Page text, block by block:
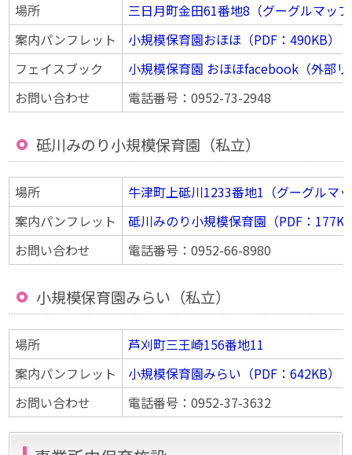
場所
三日月町金田61番地8（グーグルマッ
案内パンフレット
小規模保育園おほほ（PDF：490KB）
フェイスブック
小規模保育園 おほほfacebook（外部
お問い合わせ
電話番号：0952-73-2948
砥川みのり小規模保育園（私立）
場所
牛津町上砥川1233番地1（グーグルマ
案内パンフレット
砥川みのり小規模保育園（PDF：
お問い合わせ
電話番号：0952-66-8980
小規模保育園みらい（私立）
場所
芦刈町三王崎156番地11
案内パンフレット
小規模保育園みらい（PDF：642KB）
お問い合わせ
電話番号：0952-37-3632